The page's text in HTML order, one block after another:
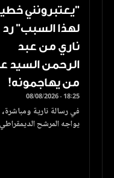
"يعتبرونني
لهذا السبب" رد
ناري من عبد
الرحمن السيد
من يهاجمونه!
08/08/2026 - 18:25
في رسالة نارية ومباشرة،
يواجه المرشح